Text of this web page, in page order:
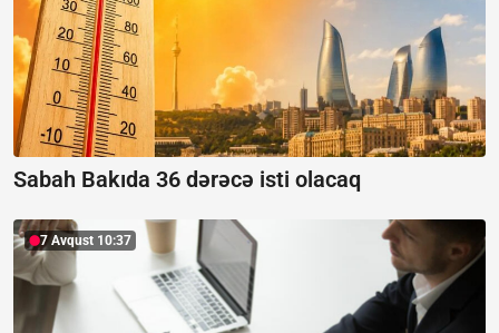
Sabah Bakıda 36 dərəcə isti olacaq
7 Avqust 10:37